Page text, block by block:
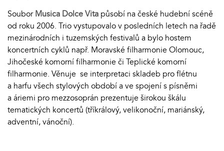
SouborMusica Dolce Vita působí na české hudební scéně
od roku 2006. Trio vystupovalo v posledních letech na řadě
mezinárodních i tuzemských festivalů a bylo hostem
koncertních cyklů např. Moravské filharmonie Olomouc,
Jihočeské komorní filharmonie či Teplické komorní
filharmonie. Věnuje se interpretaci skladeb pro flétnu
a harfu všech stylových období a ve spojení s písněmi
a áriemi pro mezzosoprán prezentuje širokou škálu
tematických koncertů (tříkrálový, velikonoční, mariánský,
adventní, vánoční).